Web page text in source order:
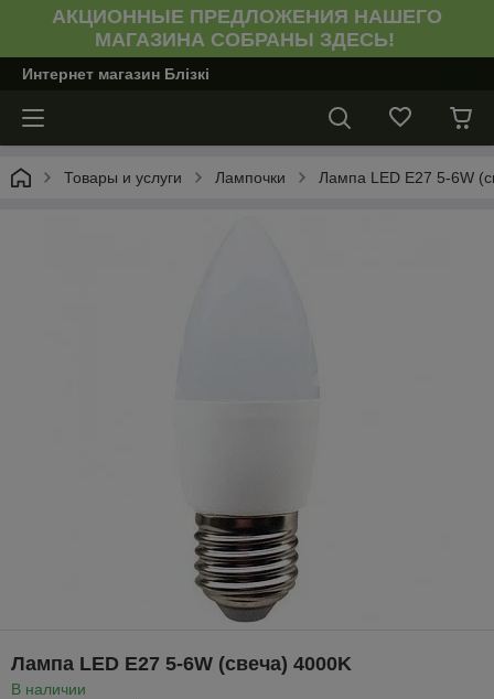
АКЦИОННЫЕ ПРЕДЛОЖЕНИЯ НАШЕГО
МАГАЗИНА СОБРАНЫ ЗДЕСЬ!
Интернет магазин Блiзкi
Товары и услуги Лампочки Лампа LED E27 5-6W
Лампа LED E27 5-6W (свеча) 4000K
В наличии